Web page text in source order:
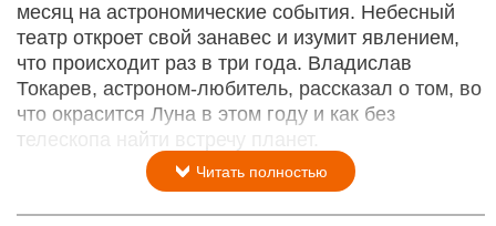
месяц на астрономические события. Небесный
театр откроет свой занавес и изумит явлением,
что происходит раз в три года. Владислав
Токарев, астроном-любитель, рассказал о том, во
что окрасится Луна в этом году и как без
телескопа найти встречу планет.
Читать полностью